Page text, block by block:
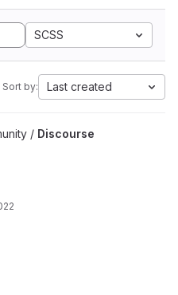
SCSS
Sort by: Last created
/ Discourse